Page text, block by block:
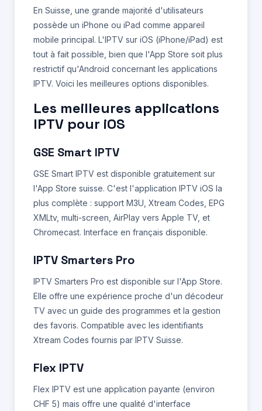
En Suisse, une grande majorité d'utilisateurs
possède un iPhone ou iPad comme appareil
mobile principal. L'IPTV sur iOS (iPhone/iPad) est
tout à fait possible, bien que l'App Store soit plus
restrictif qu'Android concernant les applications
IPTV. Voici les meilleures options disponibles.
Les meilleures applications
IPTV pour iOS
GSE Smart IPTV
GSE Smart IPTV est disponible gratuitement sur
l'App Store suisse. C'est l'application IPTV iOS la
plus complète : support M3U, Xtream Codes, EPG
XMLtv, multi-screen, AirPlay vers Apple TV, et
Chromecast. Interface en français disponible.
IPTV Smarters Pro
IPTV Smarters Pro est disponible sur l'App Store.
Elle offre une expérience proche d'un décodeur
TV avec un guide des programmes et la gestion
des favoris. Compatible avec les identifiants
Xtream Codes fournis par IPTV Suisse.
Flex IPTV
Flex IPTV est une application payante (environ
CHF 5) mais offre une qualité d'interface